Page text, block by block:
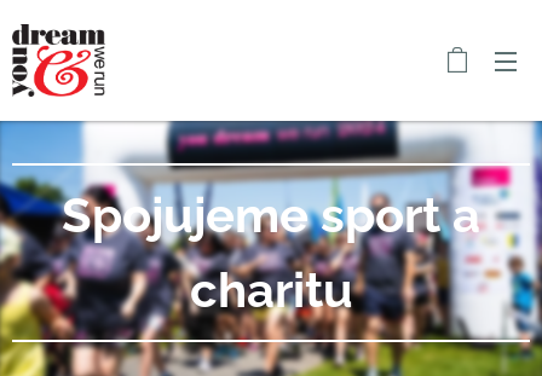
Spojujeme sport a
charitu